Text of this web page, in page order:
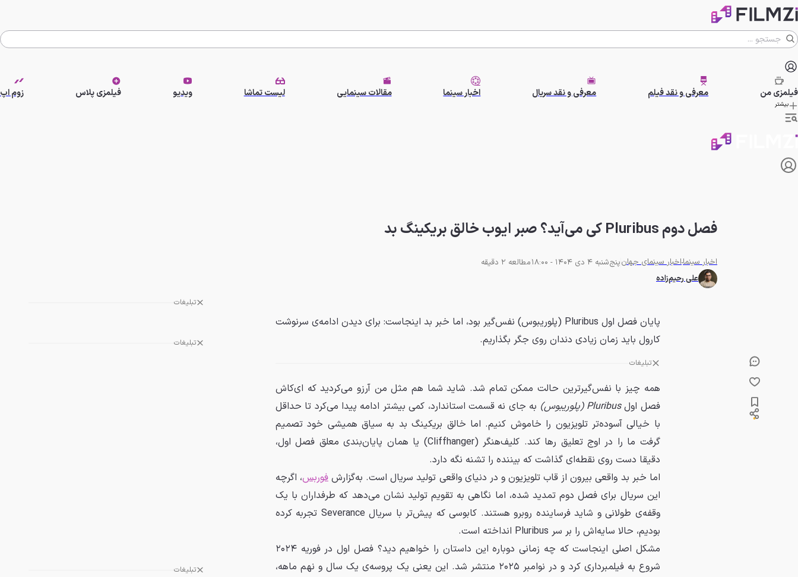
فیلمزیمن معرفی و نقد فیلم معرفی و نقد سریال اخبار سینما مقالات سینمایی لیست تماشا ویدیو فیلمزی پلاس زوم اپ
بیشتر
فصل دوم Pluribus کی می‌آید؟ صبر ایوب خالق بریکینگ بد
اخبار سینمااخبار سینمای جهانپنج‌شنبه 4 دی 1404 - 18:00
مطالعه 2 دقیقه
علی رحیم‌زاده
تبلیغات
تبلیغات
تبلیغات
پایان فصل اول Pluribus (پلوریبوس) نفس‌گیر بود، اما خبر بد اینجاست: برای دیدن ادامه‌ی سرنوشت
کارول باید زمان زیادی دندان روی جگر بگذاریم.
تبلیغات
همه چیز با نفس‌گیرترین حالت ممکن تمام شد. شاید شما هم مثل من آرزو می‌کردید که ای‌کاش
فصل اولPluribus (پلوریبوس)
به جای نه قسمت استاندارد، کمی بیشتر ادامه پیدا می‌کرد تا حداقل
با خیالی آسوده‌تر تلویزیون را خاموش کنیم. اما خالق بریکینگ بد به سیاق همیشی خود تصمیم
گرفت ما را در اوج تعلیق رها کند. کلیف‌هنگر (Cliffhanger) یا همان پایان‌بندی معلق فصل اول،
دقیقا دست روی نقطه‌ای گذاشت که بیننده را تشنه نگه دارد.
اما خبر بد واقعی بیرون از قاب تلویزیون و در دنیای واقعی تولید سریال است. به‌گزارشفوربس، اگرچه
این سریال برای فصل دوم تمدید شده، اما نگاهی به تقویم تولید نشان می‌دهد که طرفداران با یک
وقفه‌ی طولانی و شاید فرساینده روبرو هستند. کابوسی که پیش‌تر با سریال Severance تجربه کرده
بودیم، حالا سایه‌اش را بر سر Pluribus انداخته است.
مشکل اصلی اینجاست که چه زمانی دوباره این داستان را خواهیم دید؟ فصل اول در فوریه ۲۰۲۴
شروع به فیلمبرداری کرد و در نوامبر ۲۰۲۵ منتشر شد. این یعنی یک پروسه‌ی یک سال و نهم ماهه،